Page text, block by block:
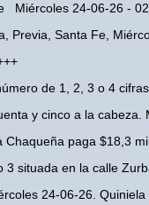
24-06-26 -
Previa, Santa Fe,
de 1, 2, 3 o 4
y cinco a la cabeza.
paga $18,3
situada en la calle
24-06-26.